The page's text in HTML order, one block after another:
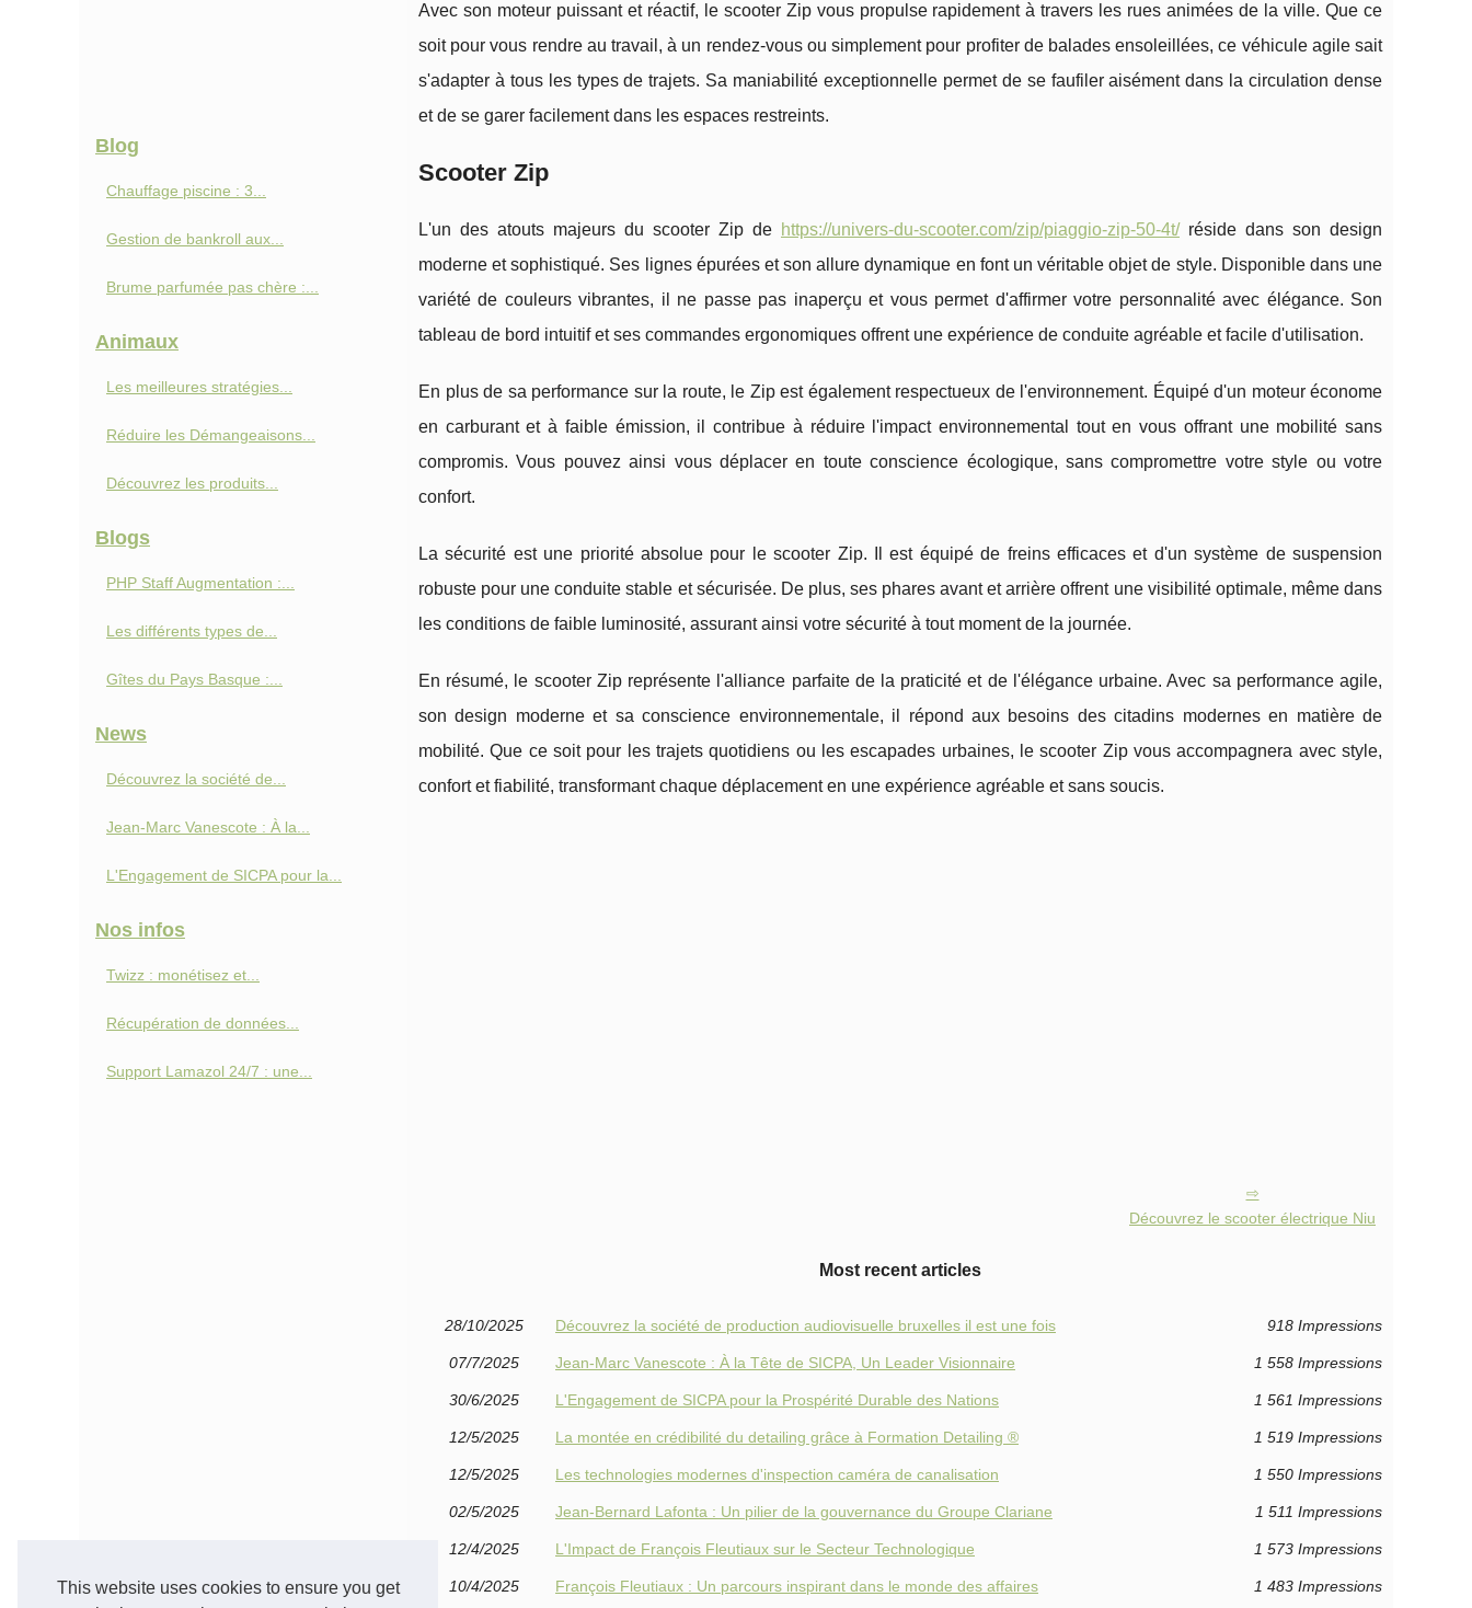
This website uses cookies to ensure you get
Avec son moteur puissant et réactif, le scooter Zip vous propulse rapidement à travers les rues animées de la ville. Que ce
soit pour vous rendre au travail, à un rendez-vous ou simplement pour profiter de balades ensoleillées, ce véhicule agile sait
s'adapter à tous les types de trajets. Sa maniabilité exceptionnelle permet de se faufiler aisément dans la circulation dense
et de se garer facilement dans les espaces restreints.
Scooter Zip
L'un des atouts majeurs du scooter Zip de https://univers-du-scooter.com/zip/piaggio-zip-50-4t/réside dans son design
moderne et sophistiqué. Ses lignes épurées et son allure dynamique en font un véritable objet de style. Disponible dans une
variété de couleurs vibrantes, il ne passe pas inaperçu et vous permet d'affirmer votre personnalité avec élégance. Son
tableau de bord intuitif et ses commandes ergonomiques offrent une expérience de conduite agréable et facile d'utilisation.
En plus de sa performance sur la route, le Zip est également respectueux de l'environnement. Équipé d'un moteur économe
en carburant et à faible émission, il contribue à réduire l'impact environnemental tout en vous offrant une mobilité sans
compromis. Vous pouvez ainsi vous déplacer en toute conscience écologique, sans compromettre votre style ou votre
confort.
La sécurité est une priorité absolue pour le scooter Zip. Il est équipé de freins efficaces et d'un système de suspension
robuste pour une conduite stable et sécurisée. De plus, ses phares avant et arrière offrent une visibilité optimale, même dans
les conditions de faible luminosité, assurant ainsi votre sécurité à tout moment de la journée.
En résumé, le scooter Zip représente l'alliance parfaite de la praticité et de l'élégance urbaine. Avec sa performance agile,
son design moderne et sa conscience environnementale, il répond aux besoins des citadins modernes en matière de
mobilité. Que ce soit pour les trajets quotidiens ou les escapades urbaines, le scooter Zip vous accompagnera avec style,
confort et fiabilité, transformant chaque déplacement en une expérience agréable et sans soucis.
Découvrez le scooter électrique Niu
Most recent articles
28/10/2025 Découvrez la société de production audiovisuelle bruxelles il est une fois 918 Impressions
07/7/2025 Jean-Marc Vanescote : À la Tête de SICPA, Un Leader Visionnaire 1 558 Impressions
30/6/2025 L'Engagement de SICPA pour la Prospérité Durable des Nations 1 561 Impressions
12/5/2025 La montée en crédibilité du detailing grâce à Formation Detailing ® 1 519 Impressions
12/5/2025 Les technologies modernes d'inspection caméra de canalisation 1 550 Impressions
02/5/2025 Jean-Bernard Lafonta : Un pilier de la gouvernance du Groupe Clariane 1 511 Impressions
12/4/2025 L'Impact de François Fleutiaux sur le Secteur Technologique 1 573 Impressions
10/4/2025 François Fleutiaux : Un parcours inspirant dans le monde des affaires 1 483 Impressions
Blog
Chauffage piscine : 3...
Gestion de bankroll aux...
Brume parfumée pas chère :...
Animaux
Les meilleures stratégies...
Réduire les Démangeaisons...
Découvrez les produits...
Blogs
PHP Staff Augmentation :...
Les différents types de...
Gîtes du Pays Basque :...
News
Découvrez la société de...
Jean-Marc Vanescote : À la...
L'Engagement de SICPA pour la...
Nos infos
Twizz : monétisez et...
Récupération de données...
Support Lamazol 24/7 : une...